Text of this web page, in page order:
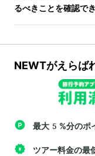
るべきことを確認で
NEWTがえらば
最大5%分のポ
ツアー料金の